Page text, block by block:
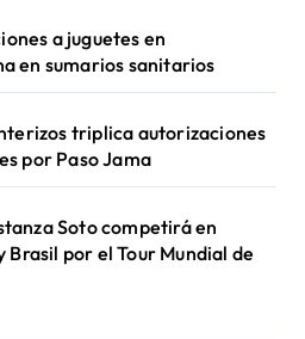
a juguetes en
en sumarios sanitarios
triplica autorizaciones
por Paso Jama
Soto competirá en
Brasil por el Tour Mundial de